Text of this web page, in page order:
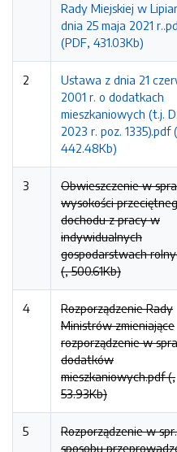
Rady Miejskiej w
dnia 25 maja 2021
(PDF, 431.03Kb)
2
Ustawa z dnia 21
2001 r. o dodatkach
mieszkaniowych (t.j.
2023 r. poz. 1335).pdf
442.48Kb)
3
Obwieszczenie w
wysokości
dochodu z pracy w
indywidualnych
gospodarstwach
(, 500.61Kb)
4
Rozporządzenie Rady
Ministrów zmieniające
rozporządzenie w
dodatków
mieszkaniowych.pdf (,
53.93Kb)
5
Rozporządzenie w spr.
sposobu